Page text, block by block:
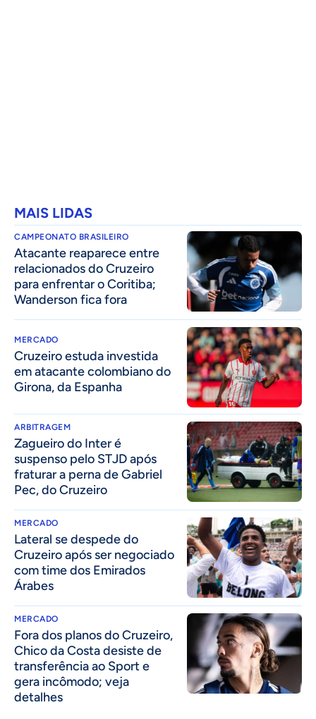
MAIS LIDAS
CAMPEONATO BRASILEIRO
Atacante reaparece entre
relacionados do Cruzeiro
para enfrentar o Coritiba;
Wanderson fica fora
MERCADO
Cruzeiro estuda investida
em atacante colombiano do
Girona, da Espanha
ARBITRAGEM
Zagueiro do Inter é
suspenso pelo STJD após
fraturar a perna de Gabriel
Pec, do Cruzeiro
MERCADO
Lateral se despede do
Cruzeiro após ser negociado
com time dos Emirados
Árabes
MERCADO
Fora dos planos do Cruzeiro,
Chico da Costa desiste de
transferência ao Sport e
gera incômodo; veja
detalhes